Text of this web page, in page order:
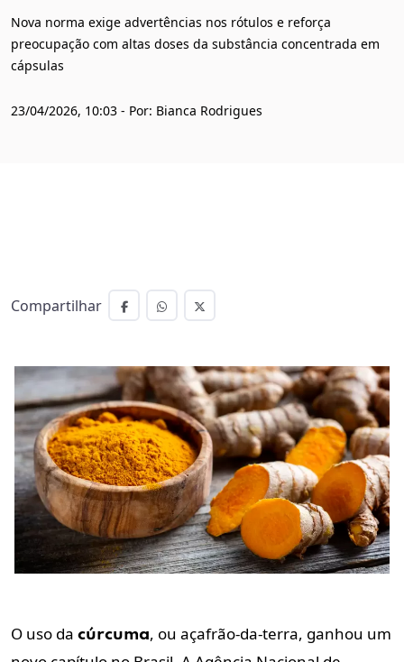
Nova norma exige advertências nos rótulos e reforça
preocupação com altas doses da substância concentrada em
cápsulas
23/04/2026, 10:03 - Por: Bianca Rodrigues
Compartilhar
O uso da cúrcuma, ou açafrão-da-terra, ganhou um